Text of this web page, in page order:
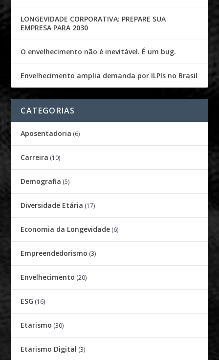
LONGEVIDADE CORPORATIVA: PREPARE SUA
EMPRESA PARA 2030
O envelhecimento não é inevitável. É um bug.
Envelhecimento amplia demanda por ILPIs no Brasil
CATEGORIAS
Aposentadoria (6)
Carreira (10)
Demografia (5)
Diversidade Etária (17)
Economia da Longevidade (6)
Empreendedorismo (3)
Envelhecimento (20)
ESG (16)
Etarismo (30)
Etarismo Digital (3)